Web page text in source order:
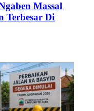
Massal
Terbesar Di